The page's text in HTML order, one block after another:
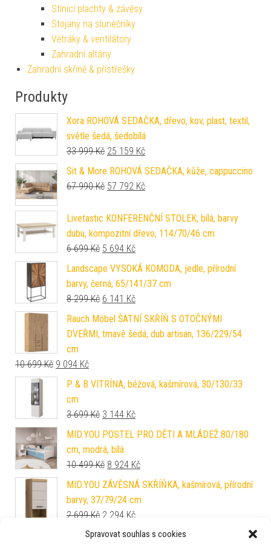
Spravovat souhlas s cookies
Stínicí plachty & závěsy
Stojany na slunečníky
Větráky & ventilátory
Zahradní altány
Zahradní skříně & přístřešky
Produkty
Xora ROHOVÁ SEDAČKA, dřevo, kov, plast, textil,
světle šedá, šedobílá
33 999Kč Původní cena byla: 33 999 Kč.
25 159 KčAktuální cena je: 25 159 Kč.
Sit & More ROHOVÁ SEDAČKA, kůže, cappuccino
67 990Kč Původní cena byla: 67 990 Kč.
57 792 KčAktuální cena je: 57 792 Kč.
Livetastic KONFERENČNÍ STOLEK, bílá, barvy
dubu, kompozitní dřevo, 114/70/46 cm
6 699Kč Původní cena byla: 6 699 Kč.
5 694 KčAktuální cena je: 5 694 Kč.
Landscape VYSOKÁ KOMODA, jedle, přírodní
barvy, černá, 65/141/37 cm
8 299Kč Původní cena byla: 8 299 Kč.
6 141 KčAktuální cena je: 6 141 Kč.
Rauch Möbel ŠATNÍ SKŘÍŇ S OTOČNÝMI
DVEŘMI, tmavě šedá, dub artisan, 136/229/54
cm
10 699Kč Původní cena byla: 10 699 Kč.
9 094 KčAktuální cena je: 9 094 Kč.
P & B VITRÍNA, béžová, kašmírová, 30/130/33
cm
3 699Kč Původní cena byla: 3 699 Kč.
3 144 KčAktuální cena je: 3 144 Kč.
MID.YOU POSTEL PRO DĚTI A MLÁDEŽ 80/180
cm, modrá, bílá
10 499Kč Původní cena byla: 10 499 Kč.
8 924 KčAktuální cena je: 8 924 Kč.
MID.YOU ZÁVĚSNÁ SKŘÍŇKA, kašmírová, přírodní
barvy, 37/79/24 cm
2 699Kč Původní cena byla: 2 699 Kč.
2 294 KčAktuální cena je: 2 294 Kč.
Sit & More ROHOVÁ SEDAČKA, textil, barvy